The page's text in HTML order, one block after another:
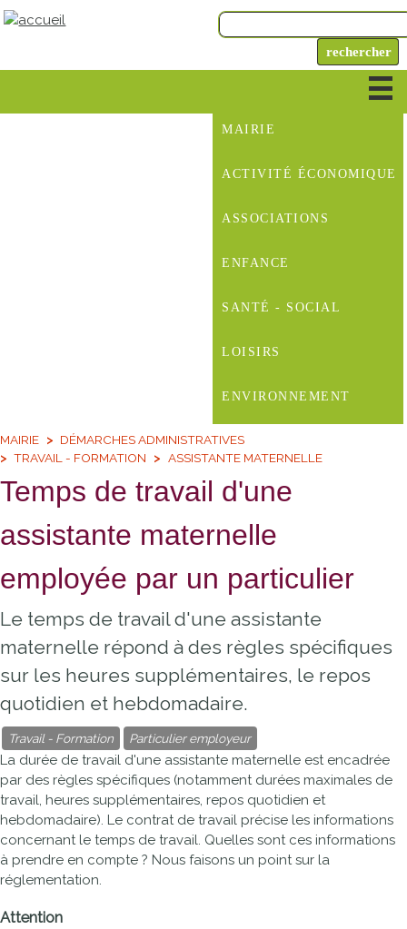
MAIRIE
ACTIVITÉ ÉCONOMIQUE
ASSOCIATIONS
ENFANCE
SANTÉ - SOCIAL
LOISIRS
ENVIRONNEMENT
MAIRIE
DÉMARCHES ADMINISTRATIVES
TRAVAIL - FORMATION
ASSISTANTE MATERNELLE
Temps de travail d'une
assistante maternelle
employée par un particulier
Le temps de travail d'une assistante
maternelle répond à des règles spécifiques
sur les heures supplémentaires, le repos
quotidien et hebdomadaire.
Travail - Formation Particulier employeur
La durée de travail d'une assistante maternelle est encadrée
par des règles spécifiques (notamment durées maximales de
travail, heures supplémentaires, repos quotidien et
hebdomadaire). Le contrat de travail précise les informations
concernant le temps de travail. Quelles sont ces informations
à prendre en compte ? Nous faisons un point sur la
réglementation.
Attention